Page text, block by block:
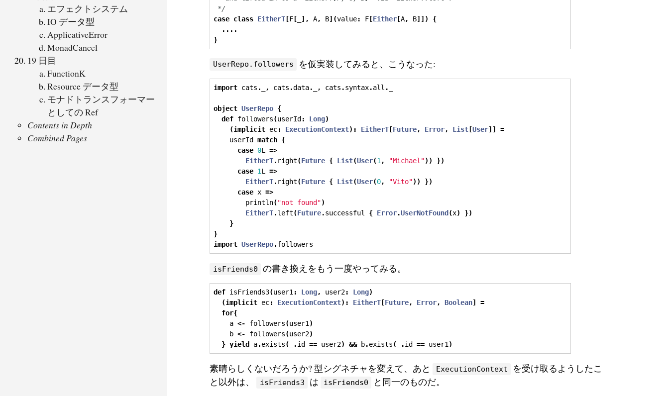
エフェクトシステム
IO データ型
ApplicativeError
MonadCancel
19 日目
FunctionK
Resource データ型
モナドトランスフォーマー
としての Ref
Contents in Depth
Combined Pages
*/
case class EitherT[F[ ], A, B](value: F[Either[A, B]])
{
....
}
UserRepo.followers を仮実装してみると、こうなった:
import cats . , cats .data. , cats .syntax.all .
object UserRepo {
def followers(userId: Long)
(implicit ec: ExecutionContext): EitherT[Future, Error, List[User]]
=
userId match {
case 0L =>
EitherT. right(Future { List(User(1 , "Michael"))
})
case 1L =>
EitherT. right(Future { List(User(0, "Vito"))
})
case x =>
println("not found")
EitherT.left(Future.successful { Error.UserNotFound(x)
})
}
}
import UserRepo.followers
isFriends0 の書き換えをもう一度やってみる。
def isFriends3(user1 : Long, user2: Long)
(implicit ec: ExecutionContext): EitherT [Future, Error, Boolean]
=
for{
a <- followers(user1 )
b <- followers(user2)
} yield a.exists( .id == user2) && b.exists( .id == user1 )
素晴らしくないだろうか? 型シグネチャを変えて、あと ExecutionContext
を受け取るようしたこ
と以外は、
isFriends3 は isFriends0 と同一のものだ。